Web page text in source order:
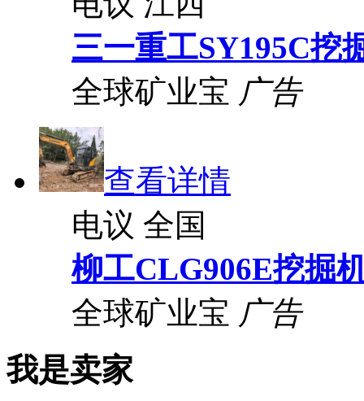
三一重工SY195C挖
全球矿业宝 广告
查看详情
电议 全国
柳工CLG906E挖掘
全球矿业宝 广告
我是卖家